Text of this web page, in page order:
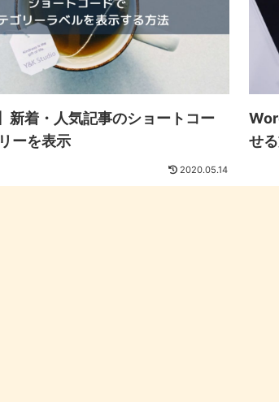
新着・人気記事のショートコー
ーを表示
2020.05.14
せ